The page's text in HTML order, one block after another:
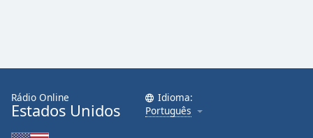
Rádio Online
Estados Unidos
Idioma:
Português